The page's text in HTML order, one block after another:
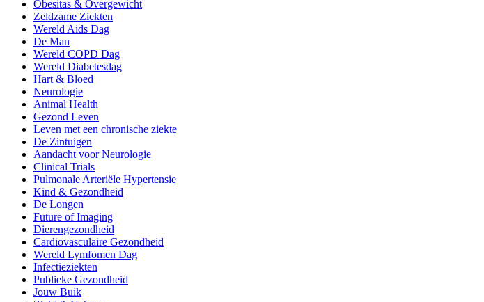
Obesitas & Overgewicht
Zeldzame Ziekten
Wereld Aids Dag
De Man
Wereld COPD Dag
Wereld Diabetesdag
Hart & Bloed
Neurologie
Animal Health
Gezond Leven
Leven met een chronische ziekte
De Zintuigen
Aandacht voor Neurologie
Clinical Trials
Pulmonale Arteriële Hypertensie
Kind & Gezondheid
De Longen
Future of Imaging
Dierengezondheid
Cardiovasculaire Gezondheid
Wereld Lymfomen Dag
Infectieziekten
Publieke Gezondheid
Jouw Buik